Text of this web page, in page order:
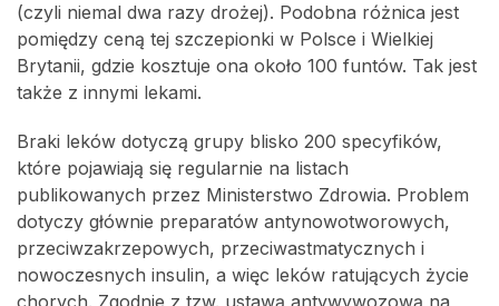
(czyli niemal dwa razy drożej). Podobna różnica jest
pomiędzy ceną tej szczepionki w Polsce i Wielkiej
Brytanii, gdzie kosztuje ona około 100 funtów. Tak jest
także z innymi lekami.
Braki leków dotyczą grupy blisko 200 specyfików,
które pojawiają się regularnie na listach
publikowanych przez Ministerstwo Zdrowia. Problem
dotyczy głównie preparatów antynowotworowych,
przeciwzakrzepowych, przeciwastmatycznych i
nowoczesnych insulin, a więc leków ratujących życie
chorych. Zgodnie z tzw. ustawą antywywozową na